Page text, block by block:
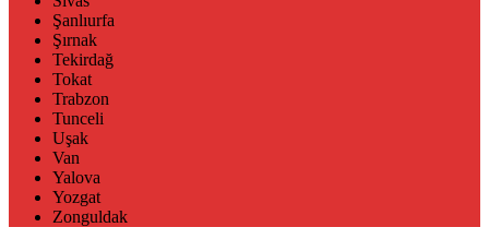
Şanlıurfa
Şırnak
Tekirdağ
Tokat
Trabzon
Tunceli
Uşak
Van
Yalova
Yozgat
Zonguldak